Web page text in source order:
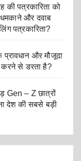
की पत्रकारिता को
और दवाब
पत्रकारिता?
और मौजूदा
करने से डरता है?
Gen – Z छात्रों
देश की सबसे बड़ी